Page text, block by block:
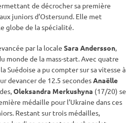
de décrocher sa première
juniors d’Ostersund. Elle met
globe de la spécialité.
par la locale Sara Andersson,
monde de la mass-start. Avec quatre
Suédoise a pu compter sur sa vitesse à
devancer de 12.5 secondesAnaëlle
Oleksandra Merkushyna (17/20) se
médaille pour l’Ukraine dans ces
Restant sur trois médailles,